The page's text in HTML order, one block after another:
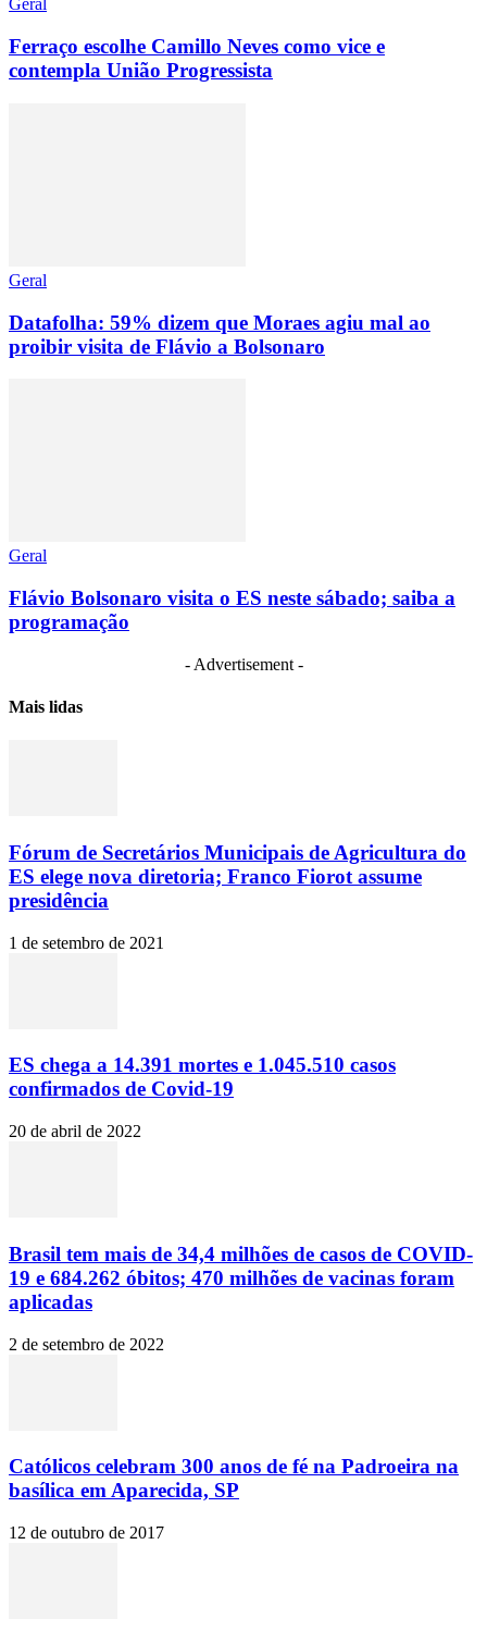
Geral
Ferraço escolhe Camillo Neves como vice e
contempla União Progressista
Geral
Datafolha: 59% dizem que Moraes agiu mal ao
proibir visita de Flávio a Bolsonaro
Geral
Flávio Bolsonaro visita o ES neste sábado; saiba a
programação
- Advertisement -
Mais lidas
Fórum de Secretários Municipais de Agricultura do
ES elege nova diretoria; Franco Fiorot assume
presidência
1 de setembro de 2021
ES chega a 14.391 mortes e 1.045.510 casos
confirmados de Covid-19
20 de abril de 2022
Brasil tem mais de 34,4 milhões de casos de COVID-
19 e 684.262 óbitos; 470 milhões de vacinas foram
aplicadas
2 de setembro de 2022
Católicos celebram 300 anos de fé na Padroeira na
basílica em Aparecida, SP
12 de outubro de 2017